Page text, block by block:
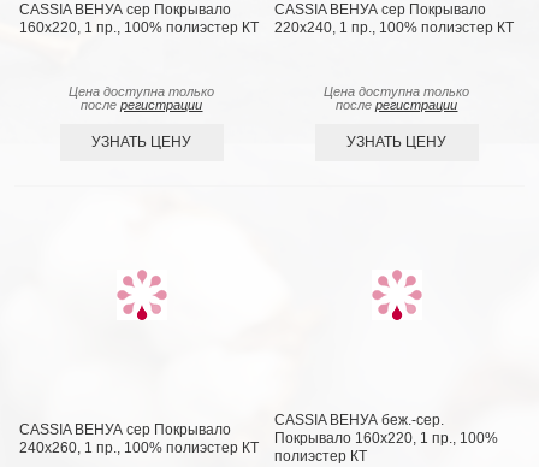
CASSIA ВЕНУА сер Покрывало
160х220, 1 пр., 100% полиэстер КТ
Цена доступна только
послерегистрации
УЗНАТЬ ЦЕНУ
CASSIA ВЕНУА сер Покрывало
220х240, 1 пр., 100% полиэстер КТ
Цена доступна только
послерегистрации
УЗНАТЬ ЦЕНУ
CASSIA ВЕНУА сер Покрывало
240х260, 1 пр., 100% полиэстер КТ
CASSIA ВЕНУА беж.-сер.
Покрывало 160х220, 1 пр., 100%
полиэстер КТ